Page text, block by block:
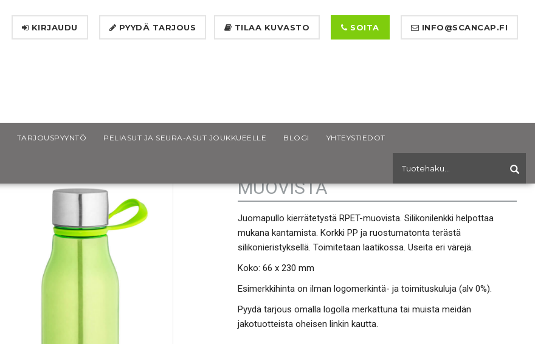
INFO@SCANCAP.FI
SOITA
PYYDÄ TARJOUS TILAA KUVASTO
KIRJAUDU
TARJOUSPYYNTÖ PELIASUT JA SEURA-ASUT JOUKKUEELLE BLOGI YHTEYSTIEDOT
SENNA URHEILUPULLO RPET-
MUOVISTA
Juomapullo kierrätetystä RPET-muovista. Silikonilenkki helpottaa
mukana kantamista. Korkki PP ja ruostumatonta terästä
silikonieristyksellä. Toimitetaan laatikossa. Useita eri värejä.
Koko: 66 x 230 mm
Esimerkkihinta on ilman logomerkintä- ja toimituskuluja (alv 0%).
Pyydä tarjous omalla logolla merkattuna tai muista meidän
jakotuotteista oheisen linkin kautta.